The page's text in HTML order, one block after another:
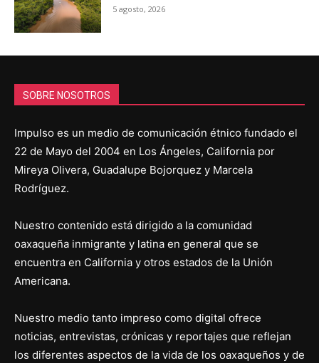
5 agosto, 2026
SOBRE NOSOTROS
Impulso es un medio de comunicación étnico fundado el
22 de Mayo del 2004 en Los Ángeles, California por
Mireya Olivera, Guadalupe Bojorquez y Marcela
Rodríguez.
Nuestro contenido está dirigido a la comunidad
oaxaqueña inmigrante y latina en general que se
encuentra en California y otros estados de la Unión
Americana.
Nuestro medio tanto impreso como digital ofrece
noticias, entrevistas, crónicas y reportajes que reflejan
los diferentes aspectos de la vida de los oaxaqueños y de